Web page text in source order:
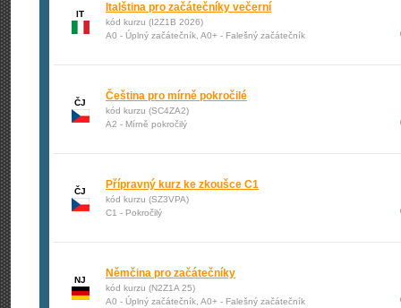
IT
Italština pro začátečníky večerní
kód kurzu (I2Z1B 2026)
A0 - Úplný začátečník, A0+ - Falešný začátečník
ČJ
Čeština pro mírně pokročilé
kód kurzu (SC4ZA2)
A2 - Mírně pokročilý
ČJ
Přípravný kurz ke zkoušce C1
kód kurzu (SZ3VPA)
C1 - Pokročilý
NJ
Němčina pro začátečníky
kód kurzu (N2Z1A 25)
A0 - Úplný začátečník, A0+ - Falešný začátečník